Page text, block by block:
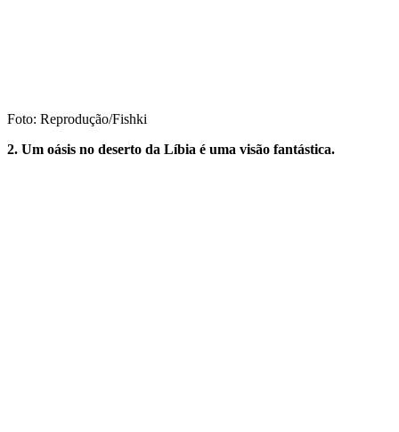
Foto: Reprodução/Fishki
2. Um oásis no deserto da Líbia é uma visão fantástica.